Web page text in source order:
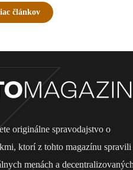
článkov
originálne spravodajstvo o
ktorí z tohto magazínu spravili
menách a